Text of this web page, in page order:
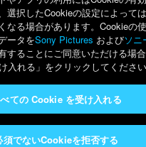
選択したCookieの設定によって
なる場合があります。Cookieの使
ータをSony Pictures およびソニ
することにご同意いただける場
入れる」をクリックしてください
須でないCookieを拒否する
ての Cookie を受け入れる